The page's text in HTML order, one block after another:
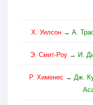
Х. Уилсон → А.
Э. Смит-Роу → И.
Р. Хименес → Дж.